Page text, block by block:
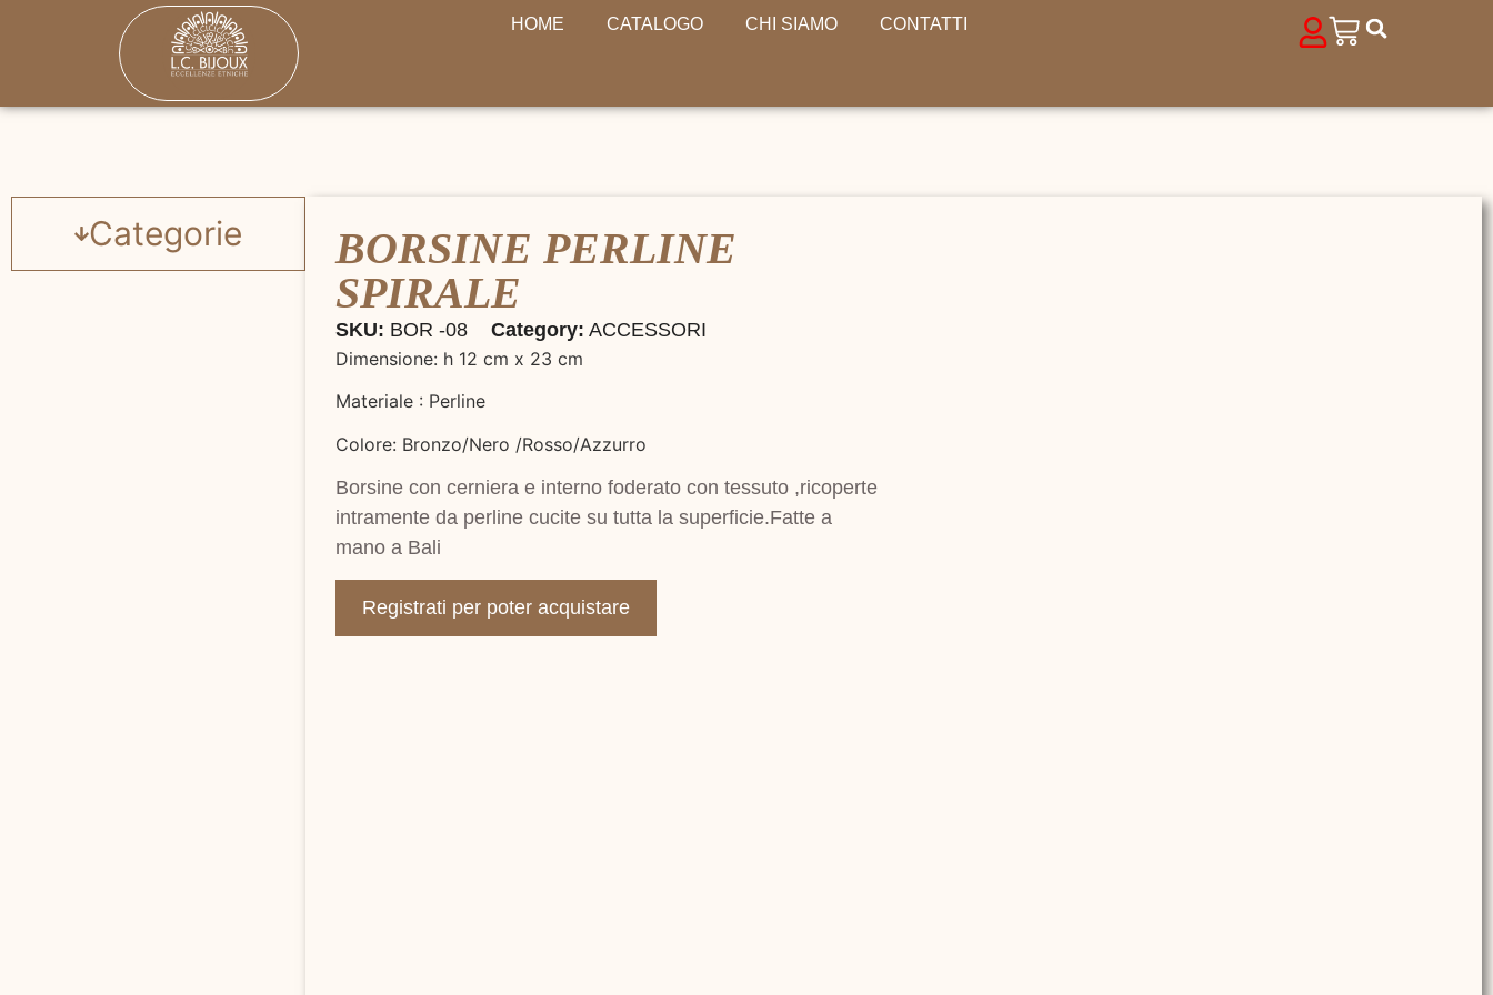
HOME CATALOGO CHI SIAMO CONTATTI
Categorie
BORSINE PERLINE
SPIRALE
SKU: BOR -08 Category: ACCESSORI
Dimensione: h 12 cm x 23 cm
Materiale : Perline
Colore: Bronzo/Nero /Rosso/Azzurro
Borsine con cerniera e interno foderato con tessuto ,ricoperte
intramente da perline cucite su tutta la superficie.Fatte a
mano a Bali
Registrati per poter acquistare